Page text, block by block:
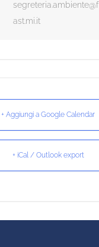
segreteria.ambiente@f
ast.mi.it
+ Aggiungi a Google Calendar
+ iCal / Outlook export